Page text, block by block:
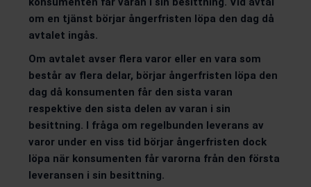
om en tjänst börjar ångerfristen löpa den dag då
avtalet ingås.
Om avtalet avser flera varor eller en vara som
består av flera delar, börjar ångerfristen löpa den
dag då konsumenten får den sista varan
respektive den sista delen av varan i sin
besittning. I fråga om regelbunden leverans av
varor under en viss tid börjar ångerfristen dock
löpa när konsumenten får varorna från den första
leveransen i sin besittning.